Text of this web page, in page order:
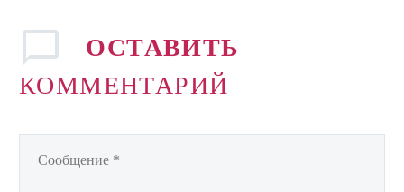
ОСТАВИТЬ
КОММЕНТАРИЙ